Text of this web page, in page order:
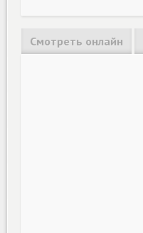
Смотреть онлайн